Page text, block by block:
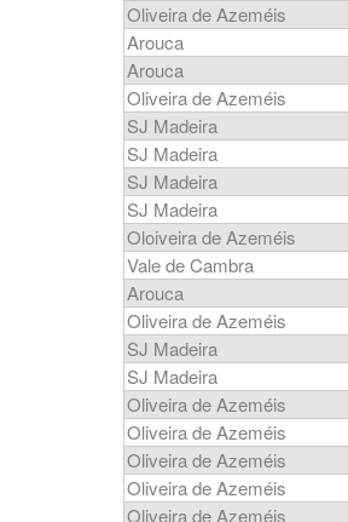
Oliveira de Azeméis
Arouca
Arouca
Oliveira de Azeméis
SJ Madeira
SJ Madeira
SJ Madeira
SJ Madeira
Oloiveira de Azeméis
Vale de Cambra
Arouca
Oliveira de Azeméis
SJ Madeira
SJ Madeira
Oliveira de Azeméis
Oliveira de Azeméis
Oliveira de Azeméis
Oliveira de Azeméis
Oliveira de Azeméis